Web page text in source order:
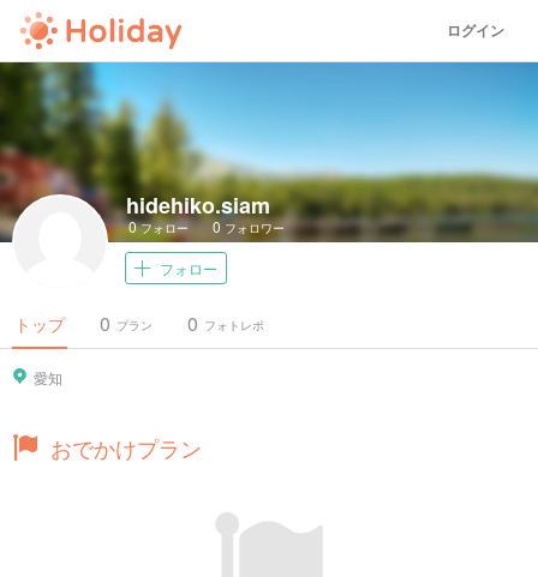
ログイン
hidehiko.siam
0フォロー 0 フォロワー
フォロー
トップ プラン
0 フォトレポ
0
愛知
おでかけプラン